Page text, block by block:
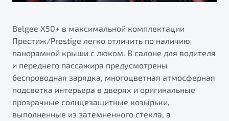
Belgee X50+ в максимальной комплектации
Престиж/Prestige легко отличить по наличию
панорамной крыши с люком. В салоне для водителя
и переднего пассажира предусмотрены
беспроводная зарядка, многоцветная атмосферная
подсветка интерьера в дверях и оригинальные
прозрачные солнцезащитные козырьки,
выполненные из затемненного стекла, а